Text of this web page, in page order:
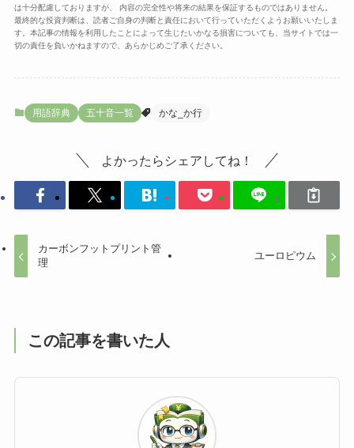
は十分配慮しておりますが、 内容の完全性や将来の結果を保証するものではありません。
最終的な投資判断は、読者ご自身の判断と責任において行っていただくようお願いいたしま
す。本記事の情報を利用したことによって生じたいかなる損害についても、当サイトでは一
切の責任を負いかねますので、あらかじめご了承ください。
用語辞典 五十音一覧 かな_か行
よかったらシェアしてね！
カーボンフットプリント管
理
ユーロピウム
この記事を書いた人